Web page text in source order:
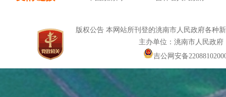
版权公告 本网站所刊登的洮南市人民政府各种
主办单位：洮南市人民政
吉公网安备